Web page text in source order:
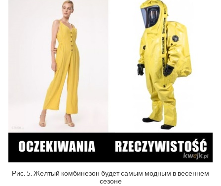
Рис. 5. Желтый комбинезон будет самым модным в весеннем
сезоне